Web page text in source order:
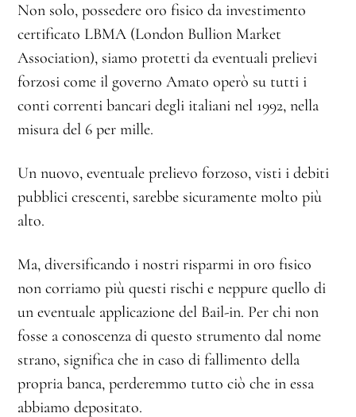
Non solo, possedere oro fisico da investimento
certificato LBMA (London Bullion Market
Association), siamo protetti da eventuali prelievi
forzosi come il governo Amato operò su tutti i
conti correnti bancari degli italiani nel 1992, nella
misura del 6 per mille.
Un nuovo, eventuale prelievo forzoso, visti i debiti
pubblici crescenti, sarebbe sicuramente molto più
alto.
Ma, diversificando i nostri risparmi in oro fisico
non corriamo più questi rischi e neppure quello di
un eventuale applicazione del Bail-in. Per chi non
fosse a conoscenza di questo strumento dal nome
strano, significa che in caso di fallimento della
propria banca, perderemmo tutto ciò che in essa
abbiamo depositato.